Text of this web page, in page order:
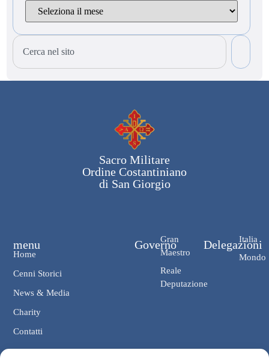
Sacro Militare
Ordine Costantiniano
di San Giorgio
Governo
Gran
Maestro
Reale
Deputazione
Delegazioni
Italia
Mondo
menu
Home
Cenni Storici
News & Media
Charity
Contatti